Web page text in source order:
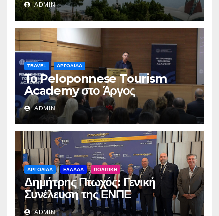
ADMIN
TRAVEL ΑΡΓΟΛΙΔΑ
Το Peloponnese Tourism
Academy στο Άργος
ADMIN
ΑΡΓΟΛΙΔΑ ΕΛΛΑΔΑ ΠΟΛΙΤΙΚΗ
Δημήτρης Πτωχός: Γενική
Συνέλευση της ΕΝΠΕ
ADMIN